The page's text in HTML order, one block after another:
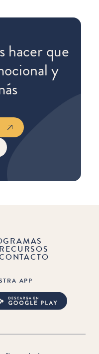
hacer que
y
RECURSOS
APP